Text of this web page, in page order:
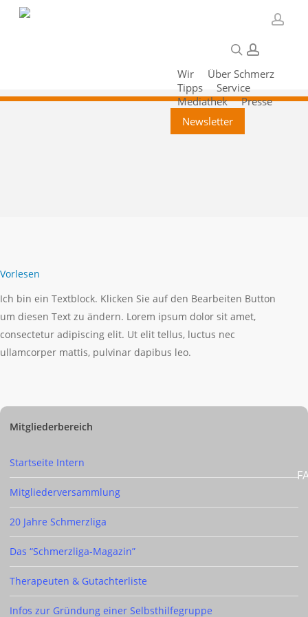
Wir
Über Schmerz
Tipps
Service
Mediathek
Presse
Newsletter
searchaccount
Vorlesen
Ich bin ein Textblock. Klicken Sie auf den Bearbeiten Button
um diesen Text zu ändern. Lorem ipsum dolor sit amet,
consectetur adipiscing elit. Ut elit tellus, luctus nec
ullamcorper mattis, pulvinar dapibus leo.
Mitgliederbereich
Startseite Intern
Mitgliederversammlung
20 Jahre Schmerzliga
Das “Schmerzliga-Magazin”
Therapeuten & Gutachterliste
Infos zur Gründung einer Selbsthilfegruppe